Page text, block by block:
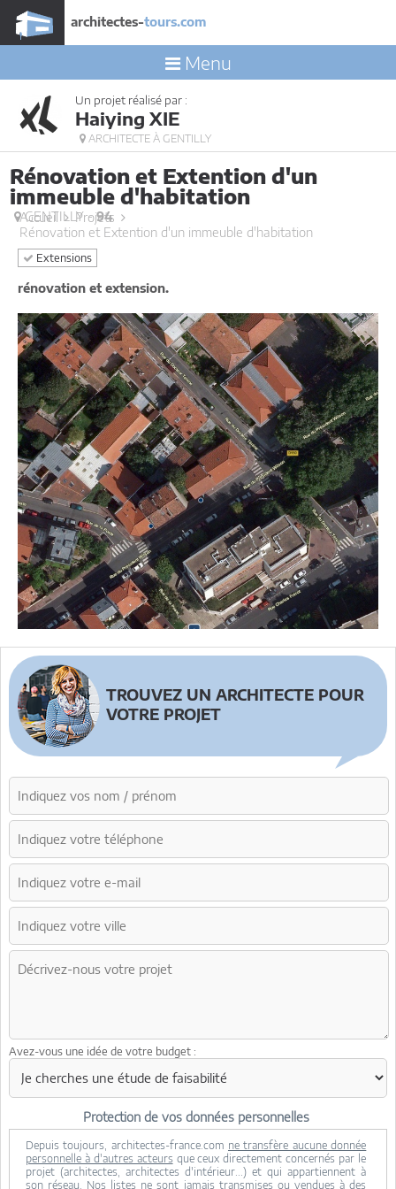
architectes-tours.com
Menu
Un projet réalisé par :
Haiying XIE
ARCHITECTE À GENTILLY
Rénovation et Extention d'un
immeuble d'habitation
GENTILLY -94
Accueil
Projets
Rénovation et Extention d'un immeuble d'habitation
Extensions
rénovation et extension.
TROUVEZ UN ARCHITECTE POUR
VOTRE PROJET
Avez-vous une idée de votre budget :
Protection de vos données personnelles
Depuis toujours, architectes-france.com ne transfère aucune donnée
personnelle à d'autres acteurs que ceux directement concernés par le
projet (architectes, architectes d'intérieur...) et qui appartiennent à
son réseau. Nos listes ne sont jamais transmises ou vendues à des